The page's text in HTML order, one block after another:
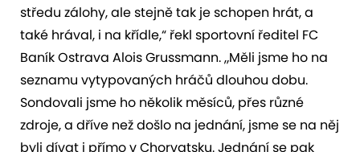
středu zálohy, ale stejně tak je schopen hrát, a
také hrával, i na křídle,“ řekl sportovní ředitel FC
Baník Ostrava Alois Grussmann. „Měli jsme ho na
seznamu vytypovaných hráčů dlouhou dobu.
Sondovali jsme ho několik měsíců, přes různé
zdroje, a dříve než došlo na jednání, jsme se na něj
byli dívat i přímo v Chorvatsku. Jednání se pak